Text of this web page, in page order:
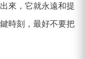
來，它就永遠和提
時刻，最好不要把